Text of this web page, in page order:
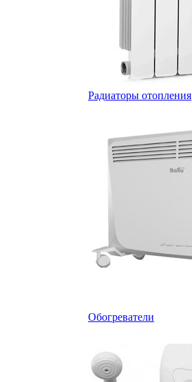
Радиаторы отопления
Обогреватели